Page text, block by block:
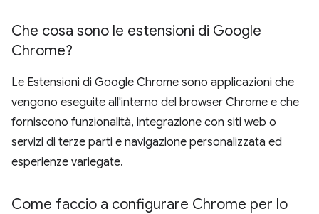
Che cosa sono le estensioni di Google
Chrome?
Le Estensioni di Google Chrome sono applicazioni che
vengono eseguite all'interno del browser Chrome e che
forniscono funzionalità, integrazione con siti web o
servizi di terze parti e navigazione personalizzata ed
esperienze variegate.
Come faccio a configurare Chrome per lo